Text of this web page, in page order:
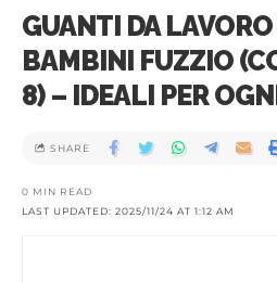
GUANTI DA
BAMBINI FUZZIO
8) – IDEALI PER
LAST UPDATED: 2025/11/24 AT 1:12 AM
0 MIN READ
SHARE